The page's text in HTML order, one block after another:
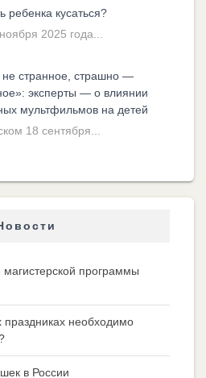
ребенка кусаться?
2025 года...
странное, страшно —
эксперты — о влиянии
мультфильмов на детей
18 сентября...
программы
праздниках необходимо
в России